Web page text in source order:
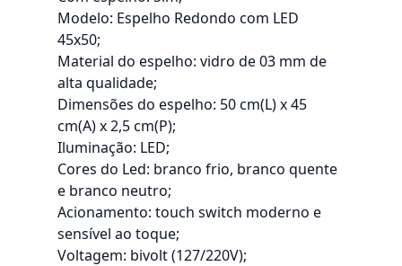
Modelo: Espelho Redondo com LED
45x50;
Material do espelho: vidro de 03 mm de
alta qualidade;
Dimensões do espelho: 50 cm(L) x 45
cm(A) x 2,5 cm(P);
Iluminação: LED;
Cores do Led: branco frio, branco quente
e branco neutro;
Acionamento: touch switch moderno e
sensível ao toque;
Voltagem: bivolt (127/220V);